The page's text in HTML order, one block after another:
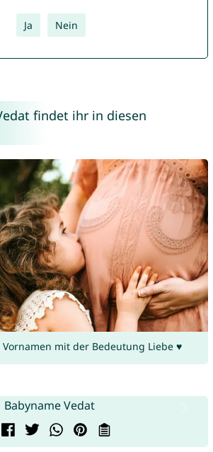
Ja Nein
findet ihr in diesen
mit der Bedeutung Liebe ♥